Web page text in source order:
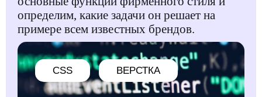
определим, какие задачи он решает на
примере всем известных брендов.
CSS ВЕРСТКА